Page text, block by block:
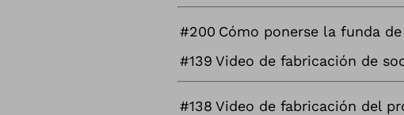
#200 Cómo ponerse la funda
#139 Video de fabricación de
#138 Video de fabricación del